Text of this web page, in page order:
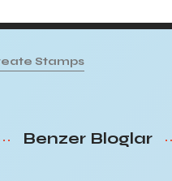
Stamps
Benzer Bloglar